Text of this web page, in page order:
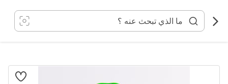
المحتوى
انتقل